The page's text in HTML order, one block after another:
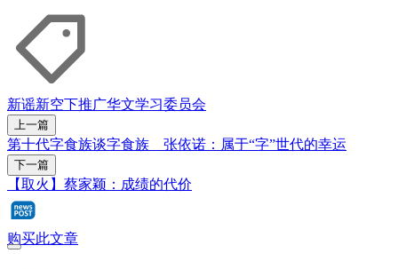
新谣新空下推广华文学习委员会
上一篇
第十代字食族谈字食族 张依诺：属于“字”世代的幸运
下一篇
【取火】蔡家颖：成绩的代价
购买此文章